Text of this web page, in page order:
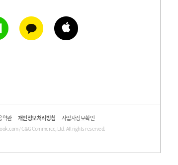
약관 개인정보처리방침 사업자정보확인
/ G&G Commerce, Ltd. All rights reserved.